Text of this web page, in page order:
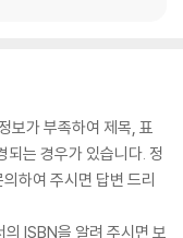
보가 부족하여 제목, 표
되는 경우가 있습니다. 정
하여 주시면 답변 드리
ISBN을 알려 주시면 보